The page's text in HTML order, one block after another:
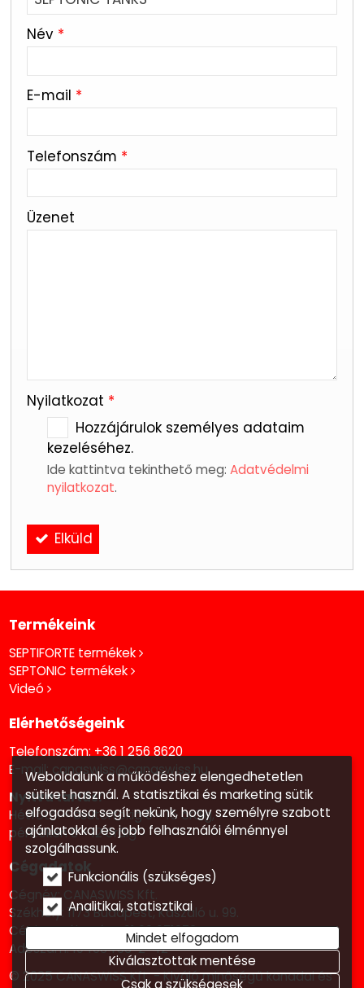
-
-
-
-
Név *
E-mail *
Telefonszám *
Üzenet
Nyilatkozat *
Hozzájárulok személyes adataim
kezeléséhez.
Ide kattintva tekinthető meg:Adatvédelmi
nyilatkozat.
Elküld
Termékeink
SEPTIFORTE termékek
SEPTONIC termékek
Videó
Elérhetőségeink
Telefonszám: +36 1 256 8620
E-mail: canaswiss@canaswiss.hu
Nyitva tartás:
Hétfőtől - csütörtökig 8 - 15 óráig,
pénteken 8 - 12 óráig
Cégadatok
Cégnév: CANASWISS Kft.
Székhely: 1173 Budapest, Kaszáló u. 99.
Cégjegyzék szám: 01 09 071972
Adószám: 10463453-2-42
© 2025 CANASWISS Kft. - Kiváló minőségű kanadai és
Weboldalunk a működéshez elengedhetetlen
sütiket használ. A statisztikai és marketing sütik
elfogadása segít nekünk, hogy személyre szabott
ajánlatokkal és jobb felhasználói élménnyel
szolgálhassunk.
Funkcionális (szükséges)
Analitikai, statisztikai
Mindet elfogadom
Kiválasztottak mentése
Csak a szükségesek